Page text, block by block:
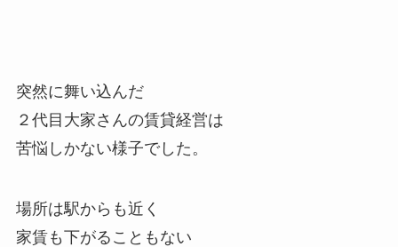
突然に舞い込んだ
２代目大家さんの賃貸経営は
苦悩しかない様子でした。
場所は駅からも近く
家賃も下がることもない